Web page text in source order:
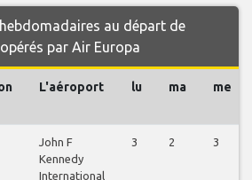
au départ de
par Air Europa
L'aéroport lu ma me
John F
Kennedy
International
3 2 3